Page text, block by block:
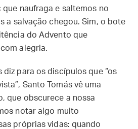
naufraga e saltemos no
a salvação chegou. Sim, o bote
do Advento que
alegria.
diz para os discípulos que “os
Santo Tomás vê uma
que obscurece a nossa
notar algo muito
próprias vidas: quando